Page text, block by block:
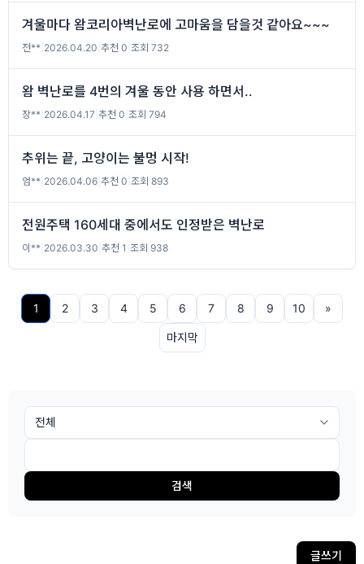
겨울마다 왐코리아벽난로에 고마움을 담을것 같아요~~~
전** 2026.04.20 추천 0 조회 732
왐 벽난로를 4번의 겨울 동안 사용 하면서..
장** 2026.04.17 추천 0 조회 794
추위는 끝, 고양이는 불멍 시작!
엄** 2026.04.06 추천 0 조회 893
전원주택 160세대 중에서도 인정받은 벽난로
이** 2026.03.30 추천 1 조회 938
1 2 3 4 5 6 7 8 9 10 »
마지막
검색
글쓰기